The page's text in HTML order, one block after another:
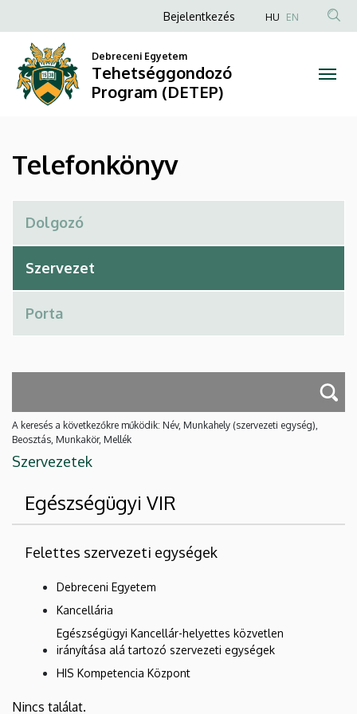
Telefonkönyv
Tehetséggondozó
Program
(DETEP)
a
tartalomra
Anonim
fiók
menüje
Bejelentkezés HU EN
Debreceni Egyetem
Tehetséggondozó
Program (DETEP)
Telefonkönyv
A keresés a következőkre működik: Név, Munkahely (szervezeti egység),
Beosztás, Munkakör, Mellék
Szervezetek
Egészségügyi VIR
Felettes szervezeti egységek
Debreceni Egyetem
Kancellária
Egészségügyi Kancellár-helyettes közvetlen
irányítása alá tartozó szervezeti egységek
HIS Kompetencia Központ
Nincs találat.